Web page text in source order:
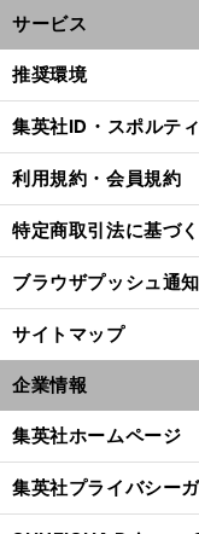
サービス
推奨環境
集英社ID・スポルテ
利用規約・会員規約
特定商取引法に基づ
ブラウザプッシュ通
サイトマップ
企業情報
集英社ホームページ
集英社プライバシー